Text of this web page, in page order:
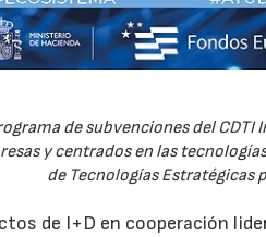
de subvenciones del
y centrados en las
de Tecnologías Estratégicas
de I+D en cooperación